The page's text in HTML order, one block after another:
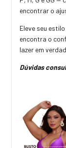
encontrar o
Eleve seu
encontra o
lazer em
Dúvidas